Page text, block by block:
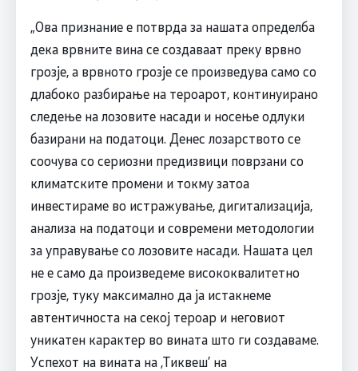
„Ова признание е потврда за нашата определба
дека врвните вина се создаваат преку врвно
грозје, а врвното грозје се произведува само со
длабоко разбирање на тероарот, континуирано
следење на лозовите насади и носење одлуки
базирани на податоци. Денес лозарството се
соочува со сериозни предизвици поврзани со
климатските промени и токму затоа
инвестираме во истражување, дигитализација,
анализа на податоци и современи методологии
за управување со лозовите насади. Нашата цел
не е само да произведеме висококвалитетно
грозје, туку максимално да ја истакнеме
автентичноста на секој тероар и неговиот
уникатен карактер во вината што ги создаваме.
Успехот на вината на ,Тиквеш’ на